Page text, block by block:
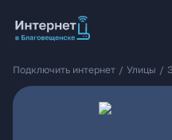
Подключить интернет / Улицы /